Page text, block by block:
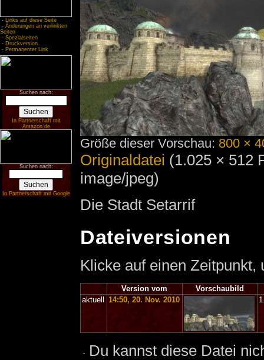
- Links auf diese Seite
- Änderungen an verlinkten
Seiten
- Spezialseiten
- Druckversion
- Permanenter Link
Suchen nach:
In Partnerschaft mit
Amazon.de
Suchen nach:
In Partnerschaft mit Google
Größe dieser Vorschau: 800 ×
Originaldatei (1.025 × 512
image/jpeg)
Die Stadt Setarrif
Dateiversionen
Klicke auf einen
Version vom
Vorschaubild
aktuell
14:50, 20. Nov. 2010
Du kannst diese Datei